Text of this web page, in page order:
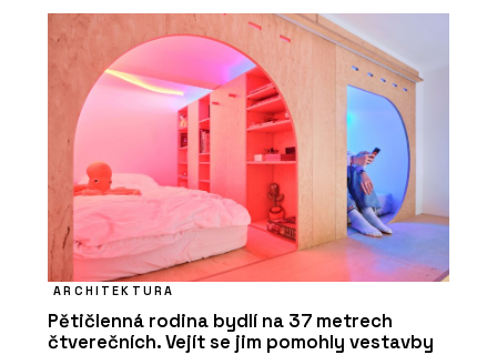
ARCHITEKTURA
Pětičlenná rodina bydlí na 37 metrech
čtverečních. Vejít se jim pomohly vestavby